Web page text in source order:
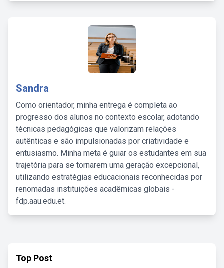
Sandra
Como orientador, minha entrega é completa ao
progresso dos alunos no contexto escolar, adotando
técnicas pedagógicas que valorizam relações
autênticas e são impulsionadas por criatividade e
entusiasmo. Minha meta é guiar os estudantes em sua
trajetória para se tornarem uma geração excepcional,
utilizando estratégias educacionais reconhecidas por
renomadas instituições acadêmicas globais -
fdp.aau.edu.et.
Top Post